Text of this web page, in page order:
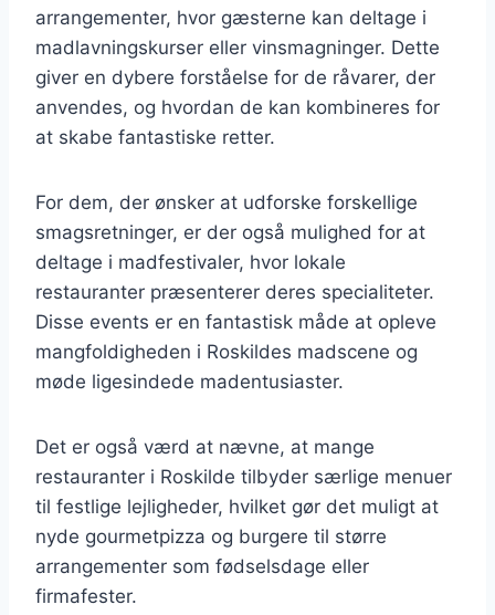
arrangementer, hvor gæsterne kan deltage i
madlavningskurser eller vinsmagninger. Dette
giver en dybere forståelse for de råvarer, der
anvendes, og hvordan de kan kombineres for
at skabe fantastiske retter.
For dem, der ønsker at udforske forskellige
smagsretninger, er der også mulighed for at
deltage i madfestivaler, hvor lokale
restauranter præsenterer deres specialiteter.
Disse events er en fantastisk måde at opleve
mangfoldigheden i Roskildes madscene og
møde ligesindede madentusiaster.
Det er også værd at nævne, at mange
restauranter i Roskilde tilbyder særlige menuer
til festlige lejligheder, hvilket gør det muligt at
nyde gourmetpizza og burgere til større
arrangementer som fødselsdage eller
firmafester.